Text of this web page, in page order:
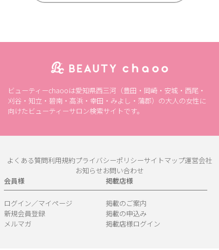
ビューティーchaooは愛知県西三河（豊田・岡崎・安城・西尾・
刈谷・知立・碧南・高浜・幸田・みよし・蒲郡）の大人の女性に
向けたビューティーサロン検索サイトです。
よくある質問利用規約プライバシーポリシーサイトマップ運営会社
お知らせお問い合わせ
会員様
ログイン／マイページ
新規会員登録
メルマガ
掲載店様
掲載のご案内
掲載の申込み
掲載店様ログイン